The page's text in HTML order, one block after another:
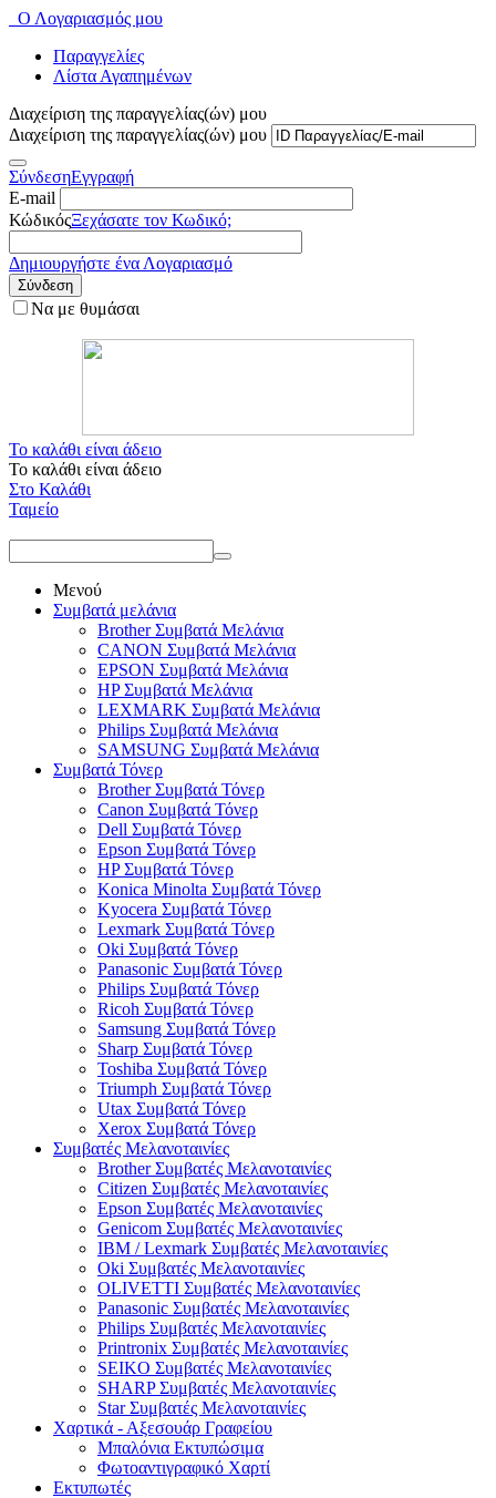
Ο Λογαριασμός μου
Παραγγελίες
Λίστα Αγαπημένων
Διαχείριση της παραγγελίας(ών) μου
Διαχείριση της παραγγελίας(ών) μου
ΣύνδεσηΕγγραφή
E-mail
ΚώδικόςΞεχάσατε τον Κωδικό;
Δημιουργήστε ένα Λογαριασμό
Σύνδεση
Να με θυμάσαι
Το καλάθι είναι άδειο
Το καλάθι είναι άδειο
Στο Καλάθι
Ταμείο
Μενού
Συμβατά μελάνια
Brother Συμβατά Μελάνια
CANON Συμβατά Μελάνια
EPSON Συμβατά Μελάνια
HP Συμβατά Μελάνια
LEXMARK Συμβατά Μελάνια
Philips Συμβατά Μελάνια
SAMSUNG Συμβατά Μελάνια
Συμβατά Τόνερ
Brother Συμβατά Τόνερ
Canon Συμβατά Τόνερ
Dell Συμβατά Τόνερ
Epson Συμβατά Τόνερ
HP Συμβατά Τόνερ
Konica Minolta Συμβατά Τόνερ
Kyocera Συμβατά Τόνερ
Lexmark Συμβατά Τόνερ
Oki Συμβατά Τόνερ
Panasonic Συμβατά Τόνερ
Philips Συμβατά Τόνερ
Ricoh Συμβατά Τόνερ
Samsung Συμβατά Τόνερ
Sharp Συμβατά Τόνερ
Toshiba Συμβατά Τόνερ
Triumph Συμβατά Τόνερ
Utax Συμβατά Τόνερ
Xerox Συμβατά Τόνερ
Συμβατές Μελανοταινίες
Brother Συμβατές Μελανοταινίες
Citizen Συμβατές Μελανοταινίες
Epson Συμβατές Μελανοταινίες
Genicom Συμβατές Μελανοταινίες
IBM / Lexmark Συμβατές Μελανοταινίες
Oki Συμβατές Μελανοταινίες
OLIVETTI Συμβατές Μελανοταινίες
Panasonic Συμβατές Μελανοταινίες
Philips Συμβατές Μελανοταινίες
Printronix Συμβατές Μελανοταινίες
SEIKO Συμβατές Μελανοταινίες
SHARP Συμβατές Μελανοταινίες
Star Συμβατές Μελανοταινίες
Χαρτικά - Αξεσουάρ Γραφείου
Μπαλόνια Εκτυπώσιμα
Φωτοαντιγραφικό Χαρτί
Εκτυπωτές